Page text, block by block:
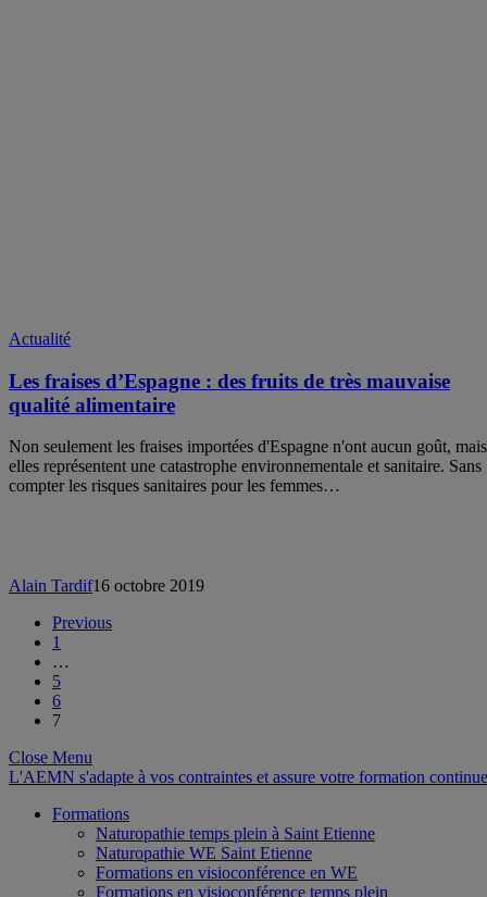
Actualité
Les fraises d’Espagne : des fruits de très mauvaise
qualité alimentaire
Non seulement les fraises importées d'Espagne n'ont aucun goût, mais
elles représentent une catastrophe environnementale et sanitaire. Sans
compter les risques sanitaires pour les femmes…
Alain Tardif16 octobre 2019
Previous
1
…
5
6
7
Close Menu
L'AEMN s'adapte à vos contraintes et assure votre formation
Formations
Naturopathie temps plein à Saint Etienne
Naturopathie WE Saint Etienne
Formations en visioconférence en WE
Formations en visioconférence temps plein